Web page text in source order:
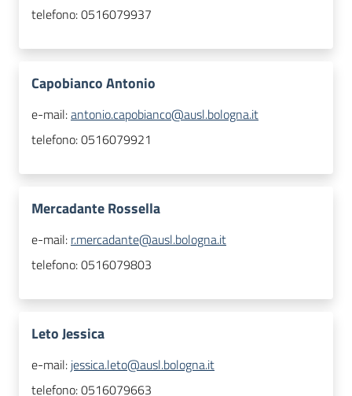
telefono:0516079937
Capobianco Antonio
e-mail:antonio.capobianco@ausl.bologna.it
telefono:0516079921
Mercadante Rossella
e-mail: r.mercadante@ausl.bologna.it
telefono:0516079803
Leto Jessica
e-mail: jessica.leto@ausl.bologna.it
telefono:0516079663